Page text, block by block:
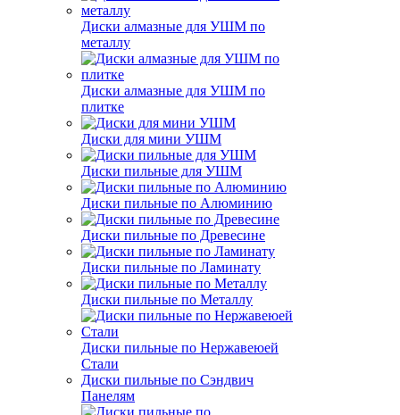
Диски алмазные для УШМ по
металлу
Диски алмазные для УШМ по
плитке
Диски для мини УШМ
Диски пильные для УШМ
Диски пильные по Алюминию
Диски пильные по Древесине
Диски пильные по Ламинату
Диски пильные по Металлу
Диски пильные по Нержавеюей
Стали
Диски пильные по Сэндвич
Панелям